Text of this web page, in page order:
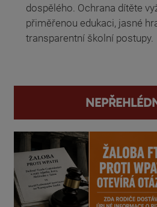
dospělého. Ochrana dítěte
přiměřenou edukaci, jasné
transparentní školní postupy.